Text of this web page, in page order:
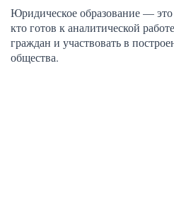
Юридическое образование —
кто готов к аналитической
граждан и участвовать в
общества.